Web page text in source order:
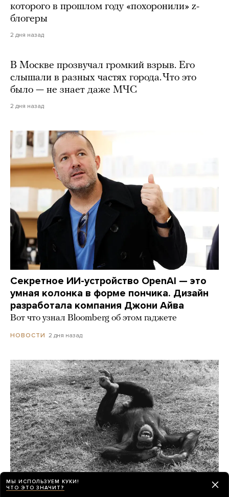
которого в прошлом году «похоронили» z-
блогеры
2 дня назад
В Москве прозвучал громкий взрыв. Его
слышали в разных частях города. Что это
было — не знает даже МЧС
2 дня назад
Секретное ИИ-устройство OpenAI — это
умная колонка в форме пончика. Дизайн
разработала компания Джони Айва
Вот что узнал Bloomberg об этом гаджете
НОВОСТИ 2 дня назад
МЫ ИСПОЛЬЗУЕМ КУКИ!
ЧТО ЭТО ЗНАЧИТ?